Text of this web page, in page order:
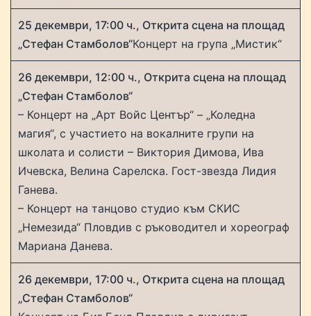
25 декември, 17:00 ч., Открита сцена на площад
„Стефан Стамболов“Концерт на група „Мистик“
26 декември, 12:00 ч., Открита сцена на площад
„Стефан Стамболов“
– Концерт на „Арт Войс Център“ – „Коледна
магия“, с участието на вокалните групи на
школата и солисти – Виктория Димова, Ива
Ичевска, Велина Сарелска. Гост-звезда Лидия
Ганева.
– Концерт на танцово студио към СКИС
„Немезида“ Пловдив с ръководител и хореограф
Мариана Данева.
26 декември, 17:00 ч., Открита сцена на площад
„Стефан Стамболов“